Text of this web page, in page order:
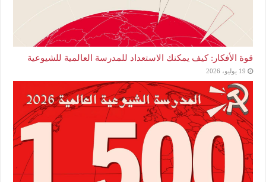
قوة الأفكار: كيف يمكنك الاستعداد للمدرسة العالمية للشيوعية
19 يوليو، 2026